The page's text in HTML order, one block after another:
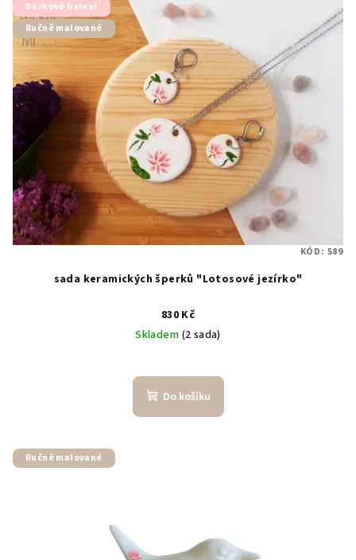
Dárkové balení
Ručně malované
sada keramických šperků "Lotosové jezírko"
830 Kč
Skladem (2 sada)
Do košíku
KÓD: 589
Ručně malované